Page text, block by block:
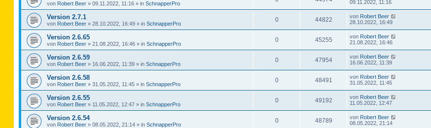
von Robert Beer » 09.11.2022, 11:16 » in SchnapperPro
09.11.2022, 11:16
Version 2.7.1
von Robert Beer » 28.10.2022, 16:49 » in SchnapperPro
0 44822 von Robert Beer
28.10.2022, 16:49
Version 2.6.65
von Robert Beer » 21.08.2022, 16:46 » in SchnapperPro
0 45255 von Robert Beer
21.08.2022, 16:46
Version 2.6.59
von Robert Beer » 16.06.2022, 11:39 » in SchnapperPro
0 47954 von Robert Beer
16.06.2022, 11:39
Version 2.6.58
von Robert Beer » 31.05.2022, 11:45 » in SchnapperPro
0 48491 von Robert Beer
31.05.2022, 11:45
Version 2.6.55
von Robert Beer » 11.05.2022, 12:47 » in SchnapperPro
0 49192 von Robert Beer
11.05.2022, 12:47
Version 2.6.54
von Robert Beer » 08.05.2022, 21:14 » in SchnapperPro
0 48789 von Robert Beer
08.05.2022, 21:14